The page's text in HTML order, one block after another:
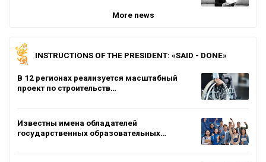
More news
INSTRUCTIONS OF THE PRESIDENT: «SAID - DONE»
В 12 регионах реализуется масштабный
проект по строительств…
Известны имена обладателей
государственных образовательных…